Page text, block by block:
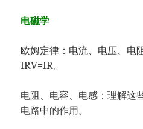
电磁学
欧姆定律：电流、电压、电
IRV=IR。
电阻、电容、电感：理解这
电路中的作用。